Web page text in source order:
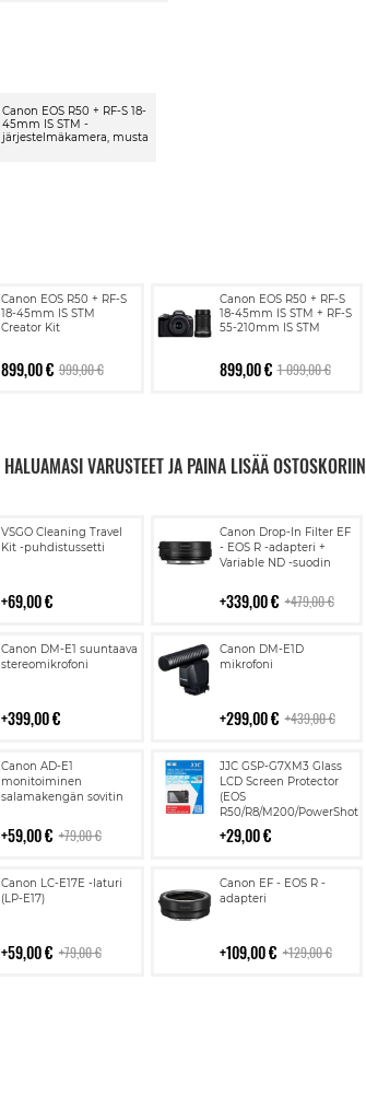
Canon EOS R50 + RF-S 18-
45mm IS STM -
järjestelmäkamera, musta
Canon EOS R50 + RF-S
18-45mm IS STM
Creator Kit
899,00 € 999,00 €
Canon EOS R50 + RF-S
18-45mm IS STM + RF-S
55-210mm IS STM
899,00 € 1 099,00 €
VARUSTEET JA PAINA LISÄÄ OSTOSKORIIN
VSGO Cleaning Travel
Kit -puhdistussetti
69,00 €
Lisää
ostoskoriin
Canon Drop-In Filter EF
- EOS R -adapteri +
Variable ND -suodin
339,00 € 479,00 €
Lisää
ostoskoriin
Canon DM-E1 suuntaava
stereomikrofoni
399,00 €
Lisää
ostoskoriin
Canon DM-E1D
mikrofoni
299,00 € 439,00 €
Lisää
ostoskoriin
Canon AD-E1
monitoiminen
salamakengän sovitin
59,00 € 79,00 €
Lisää
ostoskoriin
JJC GSP-G7XM3 Glass
LCD Screen Protector
(EOS
R50/R8/M200/PowerShot
G7X III)
29,00 €
Lisää
ostoskoriin
Canon LC-E17E -laturi
(LP-E17)
59,00 € 79,00 €
Lisää
ostoskoriin
Canon EF - EOS R -
adapteri
109,00 € 129,00 €
Lisää
ostoskoriin